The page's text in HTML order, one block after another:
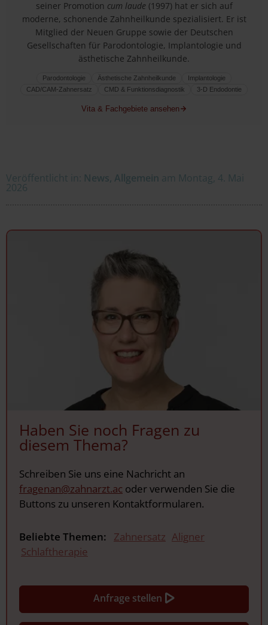
seiner Promotion cum laude (1997) hat er sich auf
moderne, schonende Zahnheilkunde spezialisiert. Er ist
Mitglied der Neuen Gruppe sowie der Deutschen
Gesellschaften für Parodontologie, Implantologie und
ästhetische Zahnheilkunde.
Parodontologie Ästhetische Zahnheilkunde
Implantologie
CAD/CAM-Zahnersatz
CMD & Funktionsdiagnostik 3-D Endodontie
Vita & Fachgebiete ansehen
Veröffentlicht in: News, Allgemein am Montag, 4. Mai
2026
Haben Sie noch Fragen zu
diesem Thema?
Schreiben Sie uns eine Nachricht an
fragenan@zahnarzt.ac oder verwenden Sie die
Buttons zu unseren Kontaktformularen.
Beliebte Themen: Zahnersatz Aligner
Schlaftherapie
Anfrage stellen